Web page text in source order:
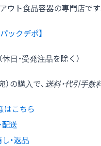
ウト食品容器の専門店です
ックデポ】
休日・受発注品を除く）
）の購入で、 送料・代引手数
はこちら
配送
・返品